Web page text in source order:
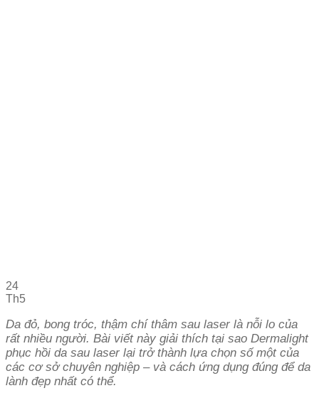
24
Th5
Da đỏ, bong tróc, thậm chí thâm sau laser là nỗi lo của
rất nhiều người. Bài viết này giải thích tại sao Dermalight
phục hồi da sau laser lại trở thành lựa chọn số một của
các cơ sở chuyên nghiệp – và cách ứng dụng đúng để da
lành đẹp nhất có thể.